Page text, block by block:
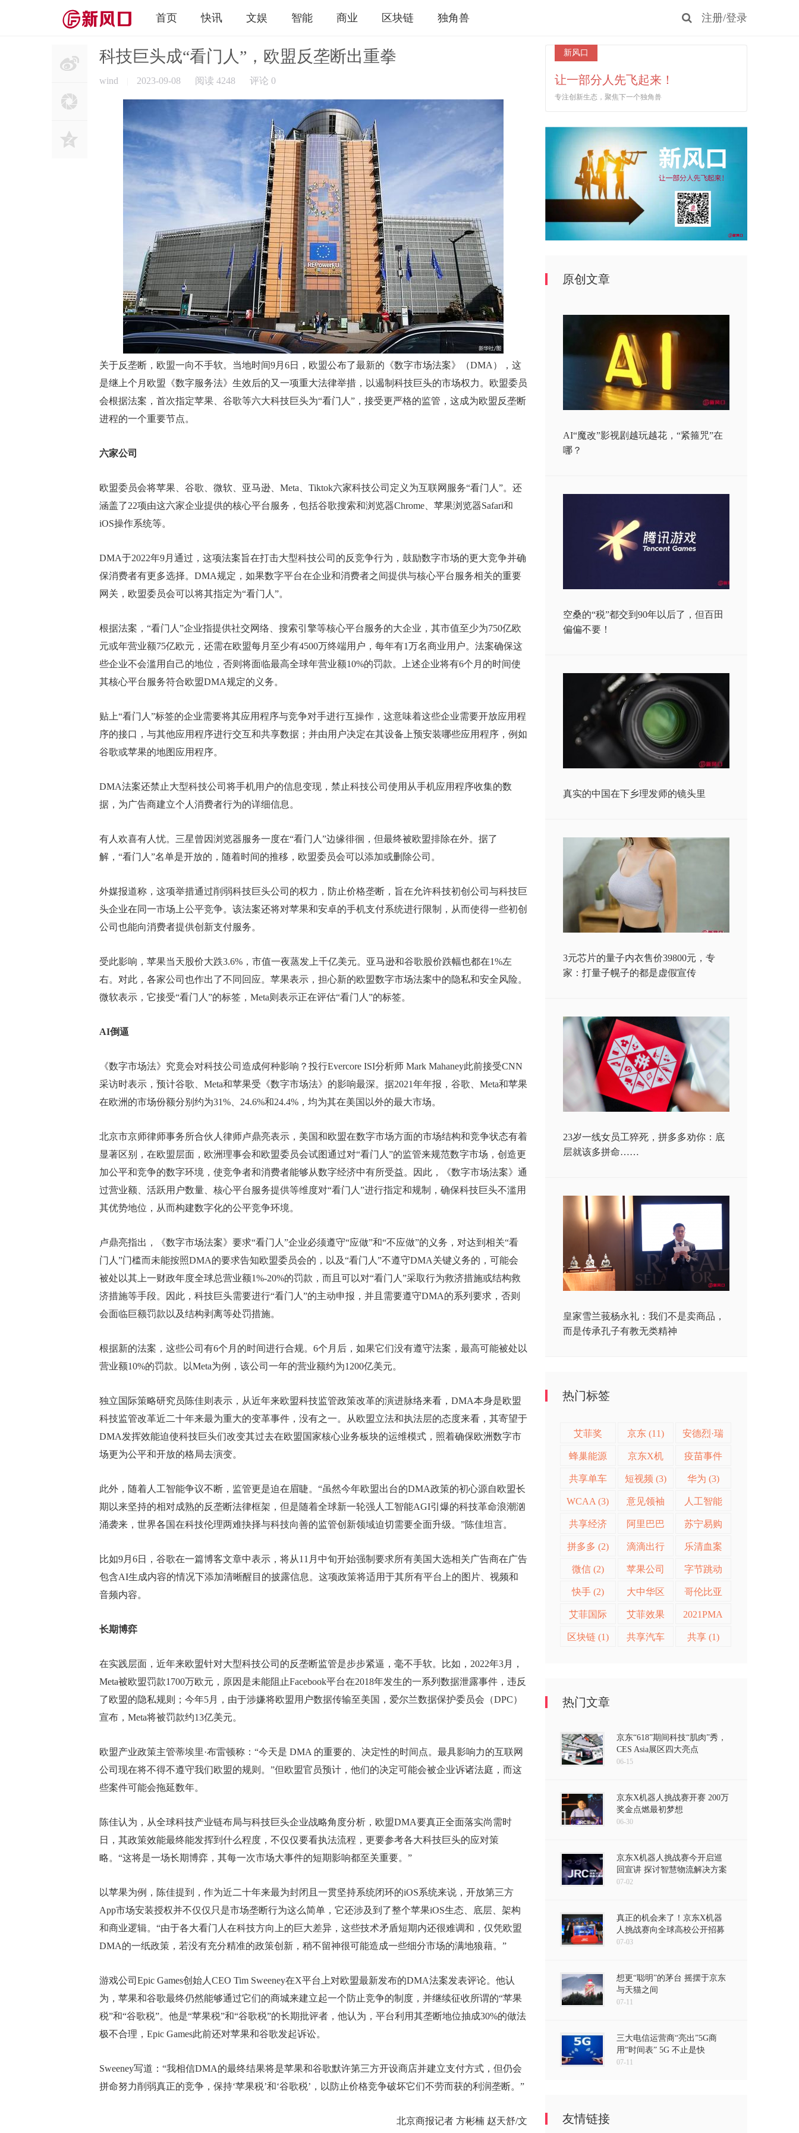
首页 快讯 文娱 智能 商业 区块链 独角兽 /登录
注册
科技巨头成“看门人”，欧盟反垄断出重拳
wind 2023-09-08 阅读 4248 评论 0
关于反垄断，欧盟一向不手软。当地时间9月6日，欧盟公布了最新的《数字市场法案》（DMA），这
是继上个月欧盟《数字服务法》生效后的又一项重大法律举措，以遏制科技巨头的市场权力。欧盟委员
会根据法案，首次指定苹果、谷歌等六大科技巨头为“看门人”，接受更严格的监管，这成为欧盟反垄断
进程的一个重要节点。
六家公司
欧盟委员会将苹果、谷歌、微软、亚马逊、Meta、Tiktok六家科技公司定义为互联网服务“看门人”。还
涵盖了22项由这六家企业提供的核心平台服务，包括谷歌搜索和浏览器Chrome、苹果浏览器Safari和
iOS操作系统等。
DMA于2022年9月通过，这项法案旨在打击大型科技公司的反竞争行为，鼓励数字市场的更大竞争并确
保消费者有更多选择。DMA规定，如果数字平台在企业和消费者之间提供与核心平台服务相关的重要
网关，欧盟委员会可以将其指定为“看门人”。
根据法案，“看门人”企业指提供社交网络、搜索引擎等核心平台服务的大企业，其市值至少为750亿欧
元或年营业额75亿欧元，还需在欧盟每月至少有4500万终端用户，每年有1万名商业用户。法案确保这
些企业不会滥用自己的地位，否则将面临最高全球年营业额10%的罚款。上述企业将有6个月的时间使
其核心平台服务符合欧盟DMA规定的义务。
贴上“看门人”标签的企业需要将其应用程序与竞争对手进行互操作，这意味着这些企业需要开放应用程
序的接口，与其他应用程序进行交互和共享数据；并由用户决定在其设备上预安装哪些应用程序，例如
谷歌或苹果的地图应用程序。
DMA法案还禁止大型科技公司将手机用户的信息变现，禁止科技公司使用从手机应用程序收集的数
据，为广告商建立个人消费者行为的详细信息。
有人欢喜有人忧。三星曾因浏览器服务一度在“看门人”边缘徘徊，但最终被欧盟排除在外。据了
解，“看门人”名单是开放的，随着时间的推移，欧盟委员会可以添加或删除公司。
外媒报道称，这项举措通过削弱科技巨头公司的权力，防止价格垄断，旨在允许科技初创公司与科技巨
头企业在同一市场上公平竞争。该法案还将对苹果和安卓的手机支付系统进行限制，从而使得一些初创
公司也能向消费者提供创新支付服务。
受此影响，苹果当天股价大跌3.6%，市值一夜蒸发上千亿美元。亚马逊和谷歌股价跌幅也都在1%左
右。对此，各家公司也作出了不同回应。苹果表示，担心新的欧盟数字市场法案中的隐私和安全风险。
微软表示，它接受“看门人”的标签，Meta则表示正在评估“看门人”的标签。
AI倒逼
《数字市场法》究竟会对科技公司造成何种影响？投行Evercore ISI分析师 Mark Mahaney此前接受CNN
采访时表示，预计谷歌、Meta和苹果受《数字市场法》的影响最深。据2021年年报，谷歌、Meta和苹果
在欧洲的市场份额分别约为31%、24.6%和24.4%，均为其在美国以外的最大市场。
北京市京师律师事务所合伙人律师卢鼎亮表示，美国和欧盟在数字市场方面的市场结构和竞争状态有着
显著区别，在欧盟层面，欧洲理事会和欧盟委员会试图通过对“看门人”的监管来规范数字市场，创造更
加公平和竞争的数字环境，使竞争者和消费者能够从数字经济中有所受益。因此，《数字市场法案》通
过营业额、活跃用户数量、核心平台服务提供等维度对“看门人”进行指定和规制，确保科技巨头不滥用
其优势地位，从而构建数字化的公平竞争环境。
卢鼎亮指出，《数字市场法案》要求“看门人”企业必须遵守“应做”和“不应做”的义务，对达到相关“看
门人”门槛而未能按照DMA的要求告知欧盟委员会的，以及“看门人”不遵守DMA关键义务的，可能会
被处以其上一财政年度全球总营业额1%-20%的罚款，而且可以对“看门人”采取行为救济措施或结构救
济措施等手段。因此，科技巨头需要进行“看门人”的主动申报，并且需要遵守DMA的系列要求，否则
会面临巨额罚款以及结构剥离等处罚措施。
根据新的法案，这些公司有6个月的时间进行合规。6个月后，如果它们没有遵守法案，最高可能被处以
营业额10%的罚款。以Meta为例，该公司一年的营业额约为1200亿美元。
独立国际策略研究员陈佳则表示，从近年来欧盟科技监管政策改革的演进脉络来看，DMA本身是欧盟
科技监管改革近二十年来最为重大的变革事件，没有之一。从欧盟立法和执法层的态度来看，其寄望于
DMA发挥效能迫使科技巨头们改变其过去在欧盟国家核心业务板块的运维模式，照着确保欧洲数字市
场更为公平和开放的格局去演变。
此外，随着人工智能争议不断，监管更是迫在眉睫。“虽然今年欧盟出台的DMA政策的初心源自欧盟长
期以来坚持的相对成熟的反垄断法律框架，但是随着全球新一轮强人工智能AGI引爆的科技革命浪潮汹
涌袭来，世界各国在科技伦理两难抉择与科技向善的监管创新领域迫切需要全面升级。”陈佳坦言。
比如9月6日，谷歌在一篇博客文章中表示，将从11月中旬开始强制要求所有美国大选相关广告商在广告
包含AI生成内容的情况下添加清晰醒目的披露信息。这项政策将适用于其所有平台上的图片、视频和
音频内容。
长期博弈
在实践层面，近年来欧盟针对大型科技公司的反垄断监管是步步紧逼，毫不手软。比如，2022年3月，
Meta被欧盟罚款1700万欧元，原因是未能阻止Facebook平台在2018年发生的一系列数据泄露事件，违反
了欧盟的隐私规则；今年5月，由于涉嫌将欧盟用户数据传输至美国，爱尔兰数据保护委员会（DPC）
宣布，Meta将被罚款约13亿美元。
欧盟产业政策主管蒂埃里·布雷顿称：“今天是 DMA 的重要的、决定性的时间点。最具影响力的互联网
公司现在将不得不遵守我们欧盟的规则。”但欧盟官员预计，他们的决定可能会被企业诉诸法庭，而这
些案件可能会拖延数年。
陈佳认为，从全球科技产业链布局与科技巨头企业战略角度分析，欧盟DMA要真正全面落实尚需时
日，其政策效能最终能发挥到什么程度，不仅仅要看执法流程，更要参考各大科技巨头的应对策
略。“这将是一场长期博弈，其每一次市场大事件的短期影响都至关重要。”
以苹果为例，陈佳提到，作为近二十年来最为封闭且一贯坚持系统闭环的iOS系统来说，开放第三方
App市场安装授权并不仅仅只是市场垄断行为这么简单，它还涉及到了整个苹果iOS生态、底层、架构
和商业逻辑。“由于各大看门人在科技方向上的巨大差异，这些技术矛盾短期内还很难调和，仅凭欧盟
DMA的一纸政策，若没有充分精准的政策创新，稍不留神很可能造成一些细分市场的满地狼藉。”
游戏公司Epic Games创始人CEO Tim Sweeney在X平台上对欧盟最新发布的DMA法案发表评论。他认
为，苹果和谷歌最终仍然能够通过它们的商城来建立起一个防止竞争的制度，并继续征收所谓的“苹果
税”和“谷歌税”。他是“苹果税”和“谷歌税”的长期批评者，他认为，平台利用其垄断地位抽成30%的做法
极不合理，Epic Games此前还对苹果和谷歌发起诉讼。
Sweeney写道：“我相信DMA的最终结果将是苹果和谷歌默许第三方开设商店并建立支付方式，但仍会
拼命努力削弱真正的竞争，保持‘苹果税’和‘谷歌税’，以防止价格竞争破坏它们不劳而获的利润垄断。”
北京商报记者 方彬楠 赵天舒/文
新风口
让一部分人先飞起来！
专注创新生态，聚焦下一个独角兽
原创文章
AI“魔改”影视剧越玩越花，“紧箍咒”在
哪？
空桑的“税”都交到90年以后了，但百田
偏偏不要！
真实的中国在下乡理发师的镜头里
3元芯片的量子内衣售价39800元，专
家：打量子幌子的都是虚假宣传
23岁一线女员工猝死，拼多多劝你：底
层就该多拼命……
皇家雪兰莪杨永礼：我们不是卖商品，
而是传承孔子有教无类精神
热门标签
艾菲奖
(28)
京东 (11) 安德烈·瑞
欧 (11)
蜂巢能源
(9)
京东X机
器人挑战
赛 (5)
疫苗事件
(4)
共享单车
(3)
短视频 (3) 华为 (3)
WCAA (3) 意见领袖
营销 (3)
人工智能
(2)
共享经济
(2)
阿里巴巴
(2)
苏宁易购
(2)
拼多多 (2) 滴滴出行
(2)
乐清血案
(2)
微信 (2) 苹果公司
(2)
字节跳动
(2)
快手 (2) 大中华区
艾菲奖 (2)
哥伦比亚
(2)
艾菲国际
论坛 (2)
艾菲效果
营销奖 (2)
2021PMA
(2)
区块链 (1) 共享汽车 共享 (1)
热门文章
京东“618”期间科技“肌肉”秀，
CES Asia展区四大亮点
06-15
京东X机器人挑战赛开赛 200万
奖金点燃最初梦想
06-30
京东X机器人挑战赛今开启巡
回宣讲 探讨智慧物流解决方案
07-02
真正的机会来了！京东X机器
人挑战赛向全球高校公开招募
07-03
想更“聪明”的茅台 摇摆于京东
与天猫之间
07-11
三大电信运营商“亮出”5G商
用“时间表” 5G 不止是快
07-11
友情链接